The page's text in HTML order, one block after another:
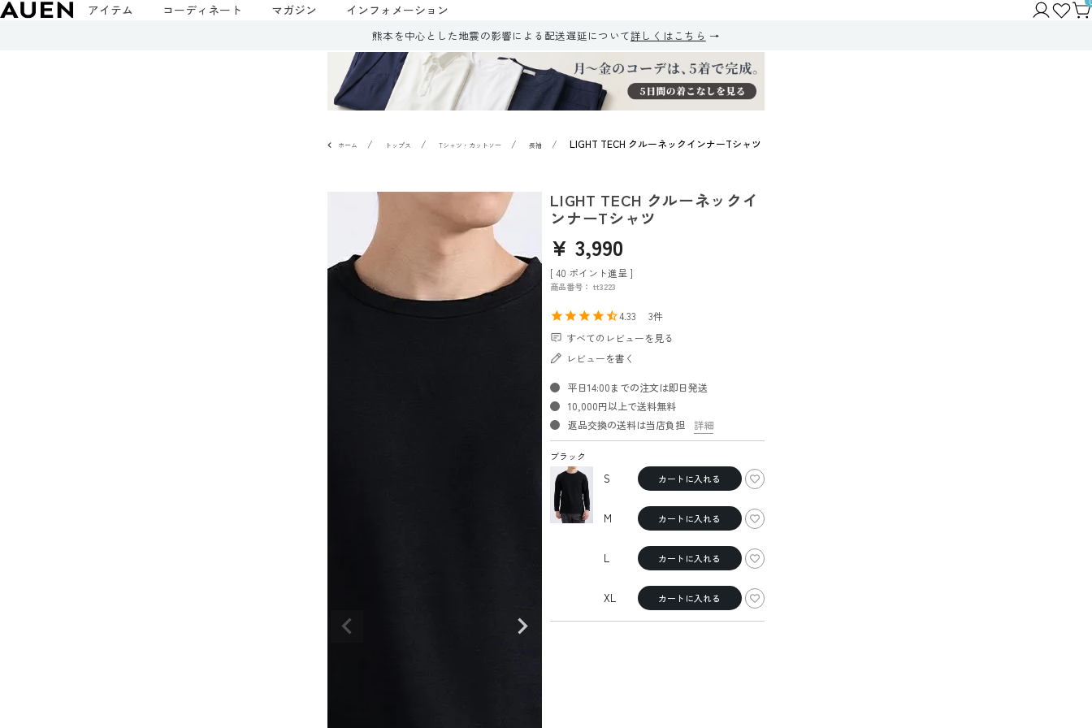
アイテム コーディネート マガジン インフォメーション
熊本を中心とした地震の影響による配送遅延について詳しくはこちら
ホーム トップス Tシャツ・カットソー 長袖 LIGHT TECH クルーネックインナーTシャツ
LIGHT TECH クルーネックイ
ンナーTシャツ
¥ 3,990
[ 40 ポイント進呈 ]
商品番号 tt3223
4.33
3
すべてのレビューを見る
レビューを書く
平日14:00までの注文は即日発送
10,000円以上で送料無料
返品交換の送料は当店負担
詳細
ブラック
S カートに入れる
M カートに入れる
L カートに入れる
XL カートに入れる